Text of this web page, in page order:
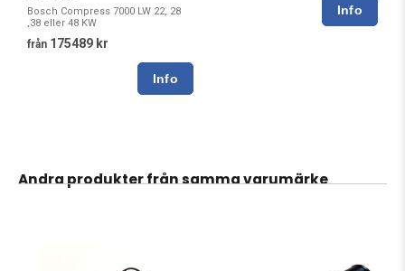
Bosch Compress 7000 LW 22, 28
,38 eller 48 KW
från 175489 kr
Andra produkter från samma varumärke